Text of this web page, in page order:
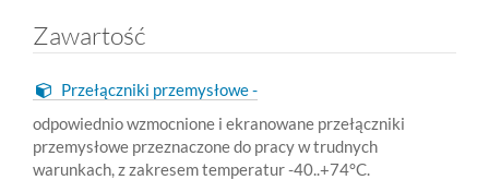
Zawartość
Przełączniki przemysłowe -
odpowiednio wzmocnione i ekranowane przełączniki
przemysłowe przeznaczone do pracy w trudnych
warunkach, z zakresem temperatur -40..+74°C.